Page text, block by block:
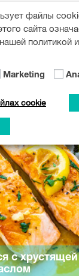
МОЖЕТ
с
файлы
сайта
политикой
Marketing
cookie